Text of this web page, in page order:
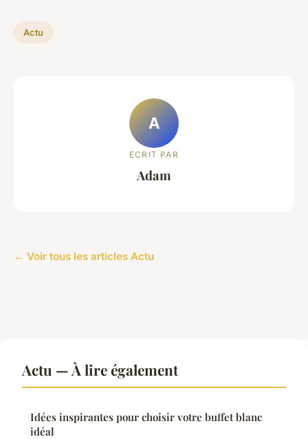
Actu
A
ECRIT PAR
Adam
← Voir tous les articles Actu
Actu — À lire également
Idées inspirantes pour choisir votre buffet blanc
idéal